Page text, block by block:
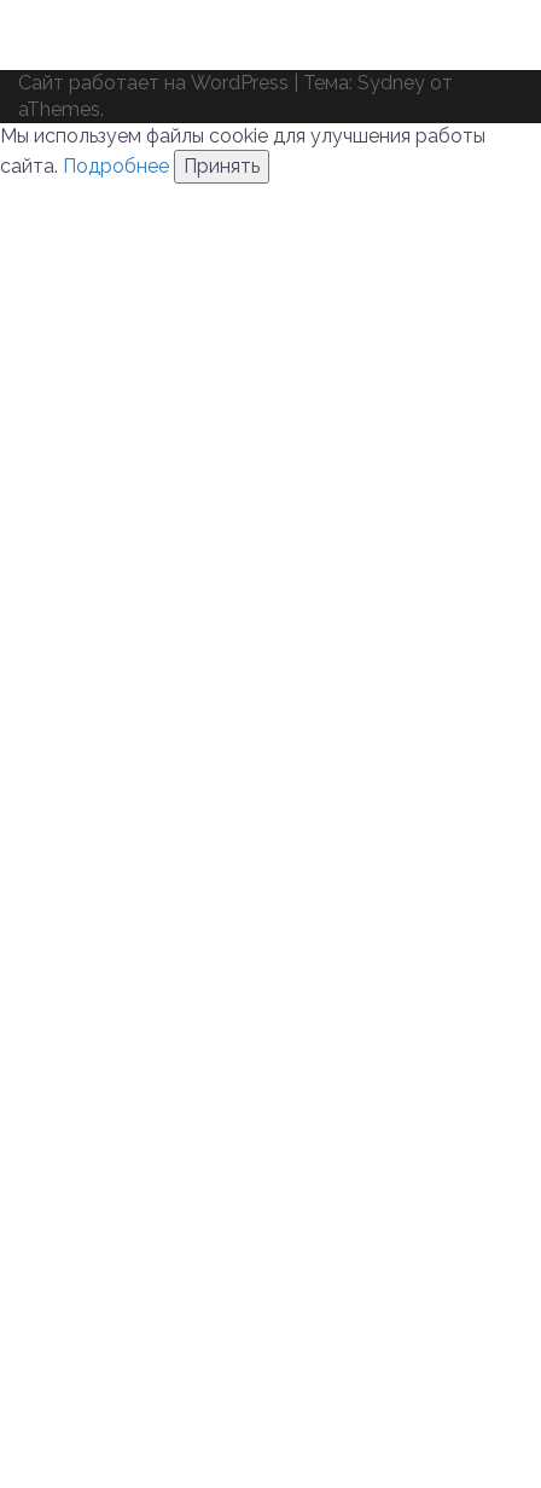
Сайт работает на WordPress Тема: Sydney от
aThemes.
Мы используем файлы cookie для улучшения работы
сайта. Подробнее Принять